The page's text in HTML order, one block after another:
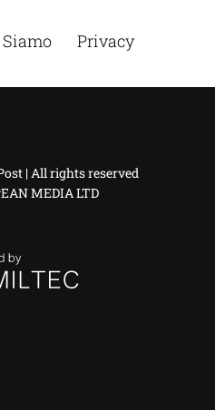
Privacy
| All rights reserved
MEDIA LTD